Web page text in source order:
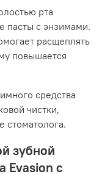
рта
пасты с энзимами.
расщеплять
повышается
средства
чистки,
стоматолога.
зубной
Evasion с